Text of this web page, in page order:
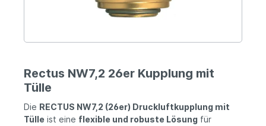
Rectus NW7,2 26er Kupplung mit
Tülle
Die RECTUS NW7,2 (26er) Druckluftkupplung mit
Tülle ist eine flexible und robuste Lösung für